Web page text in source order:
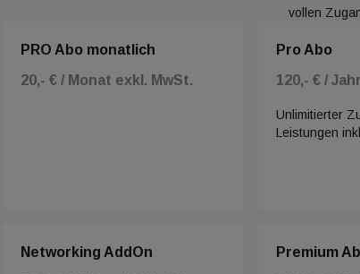
vollen
PRO Abo monatlich
20,- € / Monat exkl. MwSt.
Pro Abo
120,- € /
Unlimitierter
Leistungen
Networking AddOn
Premium